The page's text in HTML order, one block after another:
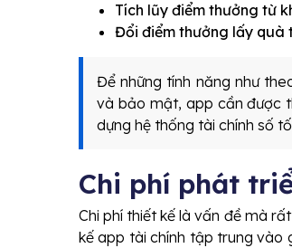
Tích lũy điểm thưởng từ
Đổi điểm thưởng lấy quà
Để những tính năng như
và bảo mật, app cần được
dựng hệ thống tài chính số
Chi phí phát
Chi phí thiết kế là vấn đề mà
kế app tài chính tập trung vào